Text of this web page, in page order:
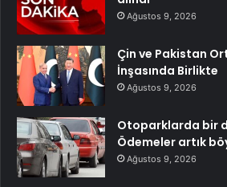
Ağustos 9, 2026
Çin ve Pakistan
İnşasında Birlikte
Ağustos 9, 2026
Otoparklarda bir
Ödemeler artık
Ağustos 9, 2026